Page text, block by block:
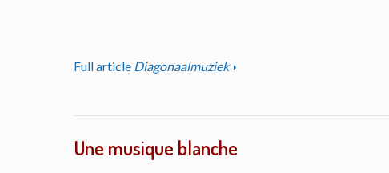
Full article Diagonaalmuziek
Une musique blanche